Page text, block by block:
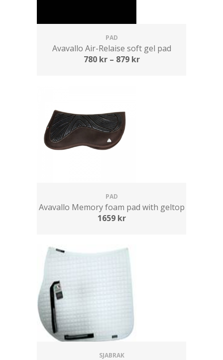
PAD
Avavallo Air-Relaise soft gel pad
780 kr– 879 kr
PAD
Avavallo Memory foam pad with geltop
1659 kr
SJABRAK